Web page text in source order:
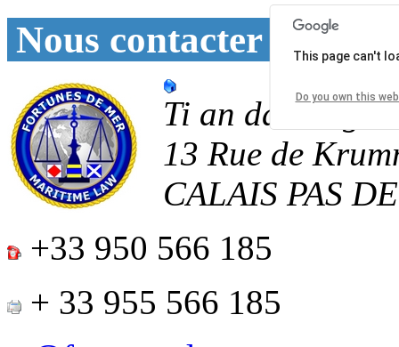
Nous contacter
Ti an
13 Rue de
CALAIS PAS
+33 950 566 185
+ 33 955 566 185
This page can't
Do you own this